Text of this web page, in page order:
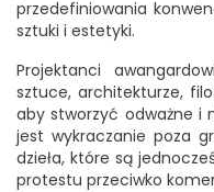
przedefiniowania
sztuki i estetyki.
Projektanci
sztuce, architekturze,
aby stworzyć odważne i
jest wykraczanie poza
dzieła, które są
protestu przeciwko